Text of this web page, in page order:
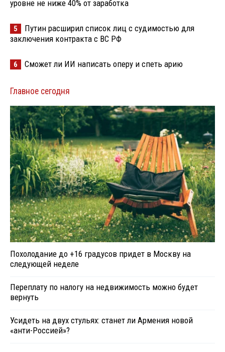
уровне не ниже 40% от заработка
5
Путин расширил список лиц с судимостью для
заключения контракта с ВС РФ
6 Сможет ли ИИ написать оперу и спеть арию
Главное сегодня
Похолодание до +16 градусов придет в Москву на
следующей неделе
Переплату по налогу на недвижимость можно будет
вернуть
Усидеть на двух стульях: станет ли Армения новой
«анти-Россией»?